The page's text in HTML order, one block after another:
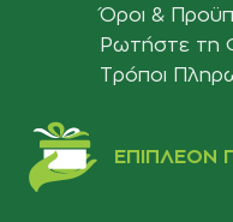
Όροι &
Ρωτήστε τη
Τρόποι
ΕΠΙΠΛΈΟΝ